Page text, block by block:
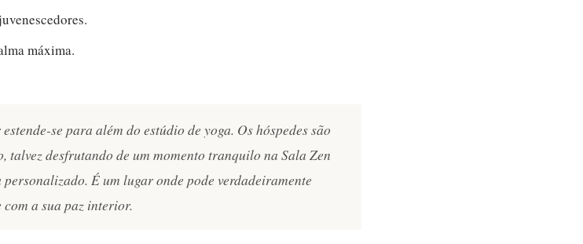
máxima.
se para além do estúdio de yoga. Os hóspedes são
talvez desfrutando de um momento tranquilo na Sala Zen
É um lugar onde pode verdadeiramente
a sua paz interior.